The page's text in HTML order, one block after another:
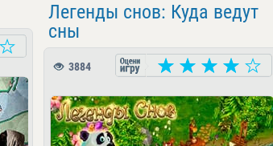
Легенды снов: Куда ведут
сны
3884